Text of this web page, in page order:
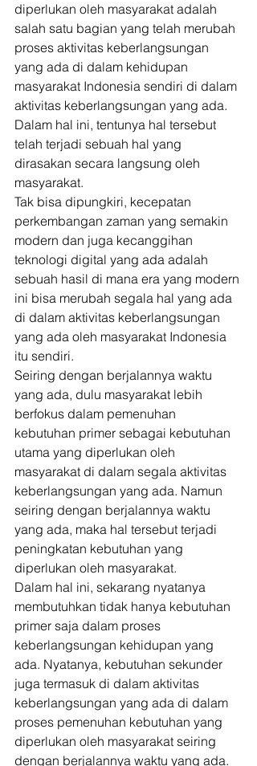
diperlukan oleh masyarakat adalah
salah satu bagian yang telah merubah
proses aktivitas keberlangsungan
yang ada di dalam kehidupan
masyarakat Indonesia sendiri di dalam
aktivitas keberlangsungan yang ada.
Dalam hal ini, tentunya hal tersebut
telah terjadi sebuah hal yang
dirasakan secara langsung oleh
masyarakat.
Tak bisa dipungkiri, kecepatan
perkembangan zaman yang semakin
modern dan juga kecanggihan
teknologi digital yang ada adalah
sebuah hasil di mana era yang modern
ini bisa merubah segala hal yang ada
di dalam aktivitas keberlangsungan
yang ada oleh masyarakat Indonesia
itu sendiri.
Seiring dengan berjalannya waktu
yang ada, dulu masyarakat lebih
berfokus dalam pemenuhan
kebutuhan primer sebagai kebutuhan
utama yang diperlukan oleh
masyarakat di dalam segala aktivitas
keberlangsungan yang ada. Namun
seiring dengan berjalannya waktu
yang ada, maka hal tersebut terjadi
peningkatan kebutuhan yang
diperlukan oleh masyarakat.
Dalam hal ini, sekarang nyatanya
membutuhkan tidak hanya kebutuhan
primer saja dalam proses
keberlangsungan kehidupan yang
ada. Nyatanya, kebutuhan sekunder
juga termasuk di dalam aktivitas
keberlangsungan yang ada di dalam
proses pemenuhan kebutuhan yang
diperlukan oleh masyarakat seiring
dengan berjalannya waktu yang ada.